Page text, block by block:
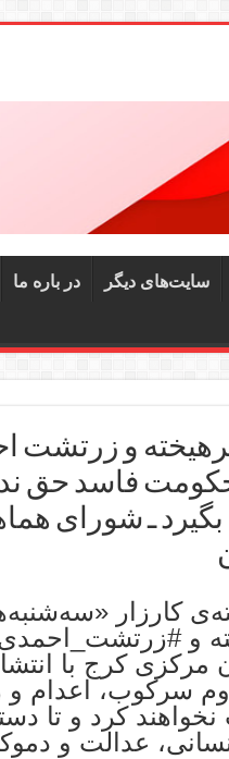
سایت‌های دیگر در باره ما
فرهیخته و
حکومت فاسد حق
بگیرد ـ شورای
کارزار
و
کرج با
سرکوب، اعدام و
کرد و تا
عدالت و